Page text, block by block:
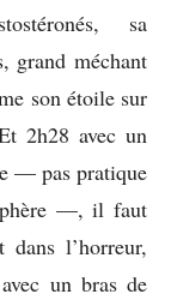
sa
grand méchant
son étoile sur
2h28 avec un
— pas pratique
—, il faut
dans l’horreur,
un bras de